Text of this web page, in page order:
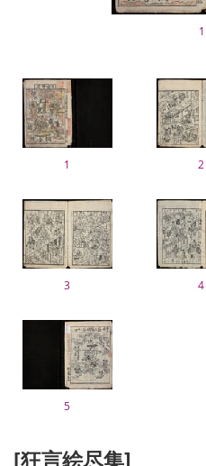
1
1 2
3 4
5
[狂言絵尽集]